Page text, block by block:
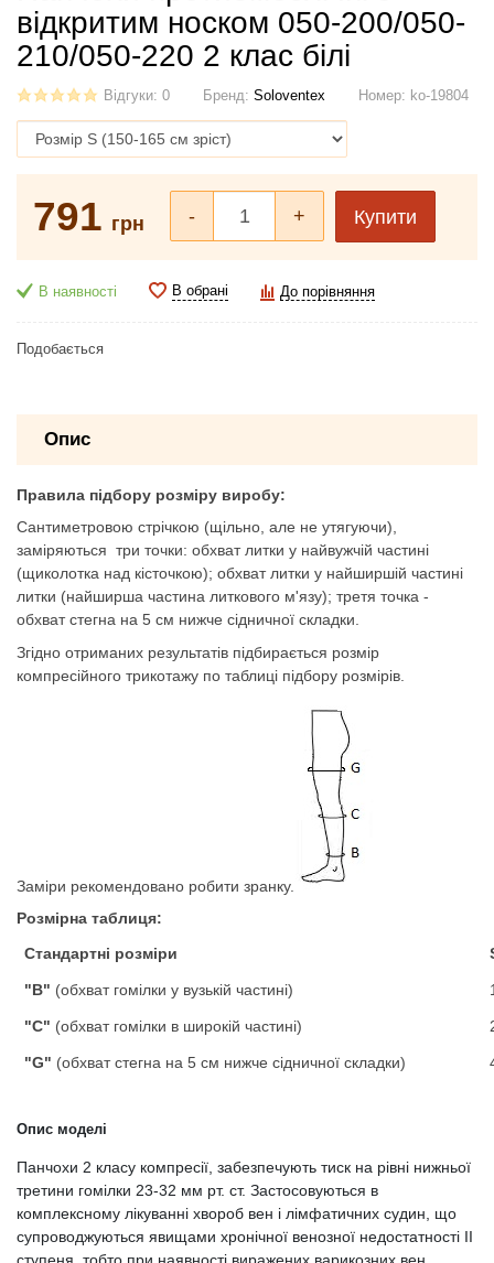
відкритим носком 050-200/050-
210/050-220 2 клас білі
Відгуки: 0 Бренд: Soloventex Номер: ko-19804
791 грн - + Купити
В наявності В обрані До порівняння
Подобається
Опис
Правила підбору розміру виробу:
Сантиметровою стрічкою (щільно, але не утягуючи),
заміряються три точки: обхват литки у найвужчій частині
(щиколотка над кісточкою); обхват литки у найширшій частині
литки (найширша частина литкового м'язу); третя точка -
обхват стегна на 5 см нижче сідничної складки.
Згідно отриманих результатів підбирається розмір
компресійного трикотажу по таблиці підбору розмірів.
Заміри рекомендовано робити зранку.
Розмірна таблиця:
Стандартні розміри
"B" (обхват гомілки у вузькій частині)
"C" (обхват гомілки в широкій частині)
"G" (обхват стегна на 5 см нижче сідничної складки)
Опис моделі
Панчохи 2 класу компресії, забезпечують тиск на рівні нижньої
третини гомілки 23-32 мм рт. ст. Застосовуються в
комплексному лікуванні хвороб вен і лімфатичних судин, що
супроводжуються явищами хронічної венозної недостатності ІІ